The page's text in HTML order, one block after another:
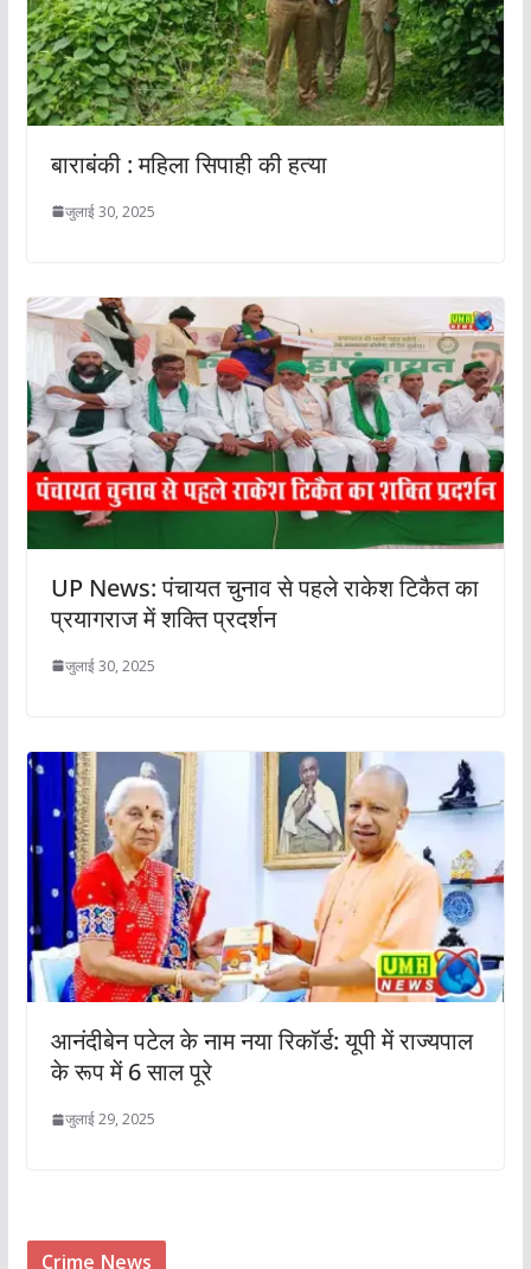
बाराबंकी : महिला सिपाही की हत्या
जुलाई 30, 2025
UP News: पंचायत चुनाव से पहले राकेश टिकैत का
प्रयागराज में शक्ति प्रदर्शन
जुलाई 30, 2025
आनंदीबेन पटेल के नाम नया रिकॉर्ड: यूपी में राज्यपाल
के रूप में 6 साल पूरे
जुलाई 29, 2025
Crime News